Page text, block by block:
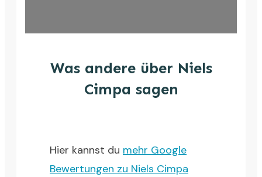
Was andere über Niels
Cimpa sagen
Hier kannst du mehr Google
Bewertungen zu Niels Cimpa